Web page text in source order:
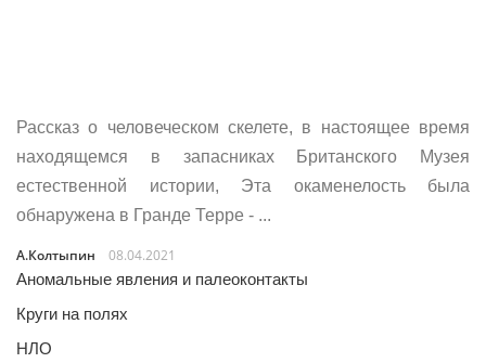
Рассказ о человеческом скелете, в настоящее время
находящемся в запасниках Британского Музея
естественной истории, Эта окаменелость была
обнаружена в Гранде Терре - ...
А.Колтыпин
08.04.2021
Аномальные явления и палеоконтакты
Круги на полях
НЛО